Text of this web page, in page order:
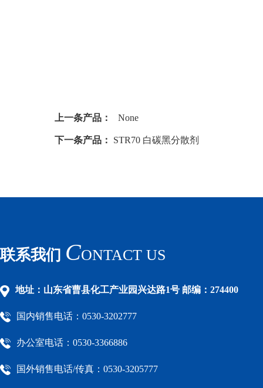
上一条产品： None
下一条产品： STR70 白碳黑分散剂
联系我们 CONTACT US
地址：山东省曹县化工产业园兴达路1号 邮编：274400
国内销售电话：0530-3202777
办公室电话：0530-3366886
国外销售电话/传真：0530-3205777